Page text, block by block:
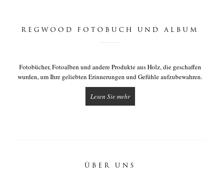
REGWOOD FOTOBUCH UND ALBUM
Fotobücher, Fotoalben und andere Produkte aus Holz, die geschaffen
wurden, um Ihre geliebten Erinnerungen und Gefühle aufzubewahren.
Lesen Sie mehr
ÜBER UNS